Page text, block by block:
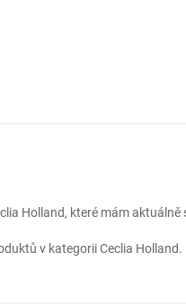
Holland, které mám aktuálně
v kategoriiCeclia Holland.